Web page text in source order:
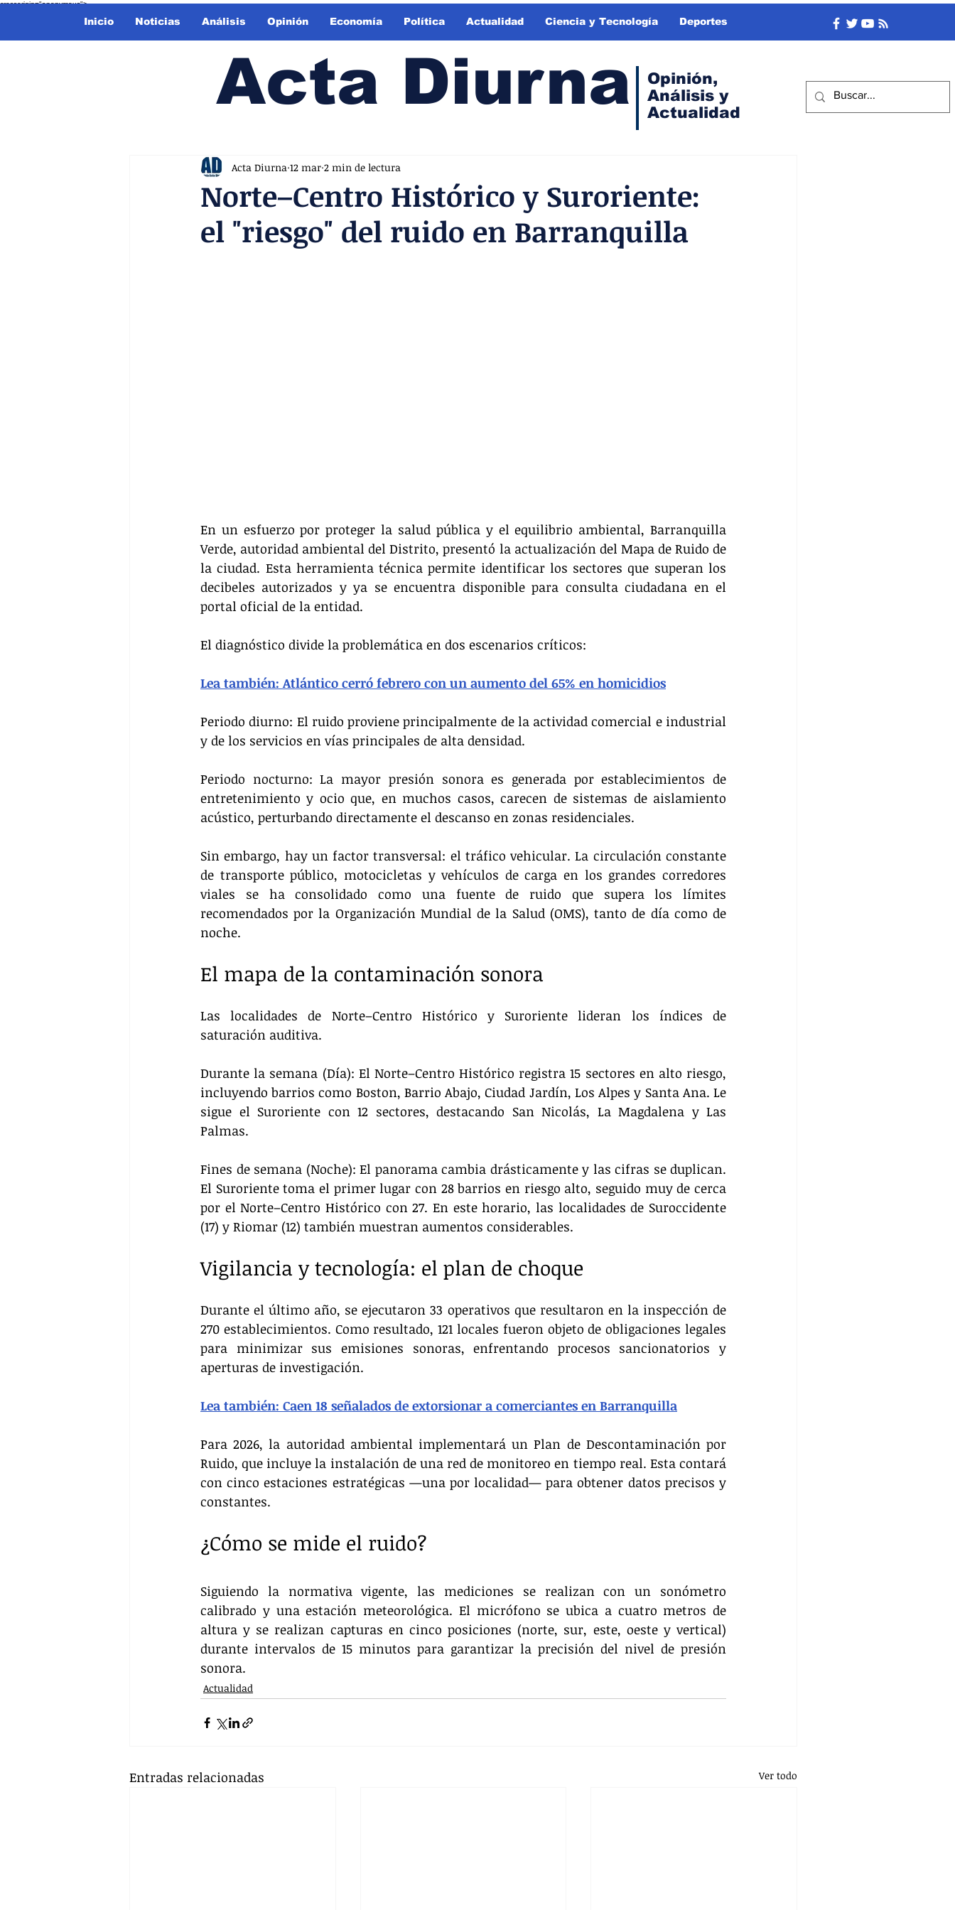
crossorigin="anonymous">
Inicio Noticias Análisis Opinión Economía Política Actualidad Ciencia y Tecnología Deportes
Acta Diurna
Opinión,
Análisis y
Actualidad
Norte–Centro Histórico y Suroriente:
el "riesgo" del ruido en Barranquilla
Acta Diurna 12 mar 2 min de lectura
En un esfuerzo por proteger la salud pública y el equilibrio ambiental, Barranquilla
Verde, autoridad ambiental del Distrito, presentó la actualización del Mapa de Ruido de
la ciudad. Esta herramienta técnica permite identificar los sectores que superan los
decibeles autorizados y ya se encuentra disponible para consulta ciudadana en el
portal oficial de la entidad.
El diagnóstico divide la problemática en dos escenarios críticos:
Lea también: Atlántico cerró febrero con un aumento del 65% en homicidios
Periodo diurno: El ruido proviene principalmente de la actividad comercial e industrial
y de los servicios en vías principales de alta densidad.
Periodo nocturno: La mayor presión sonora es generada por establecimientos de
entretenimiento y ocio que, en muchos casos, carecen de sistemas de aislamiento
acústico, perturbando directamente el descanso en zonas residenciales.
Sin embargo, hay un factor transversal: el tráfico vehicular. La circulación constante
de transporte público, motocicletas y vehículos de carga en los grandes corredores
viales se ha consolidado como una fuente de ruido que supera los límites
recomendados por la Organización Mundial de la Salud (OMS), tanto de día como de
noche.
El mapa de la contaminación sonora
Las localidades de Norte–Centro Histórico y Suroriente lideran los índices de
saturación auditiva.
Durante la semana (Día): El Norte–Centro Histórico registra 15 sectores en alto riesgo,
incluyendo barrios como Boston, Barrio Abajo, Ciudad Jardín, Los Alpes y Santa Ana. Le
sigue el Suroriente con 12 sectores, destacando San Nicolás, La Magdalena y Las
Palmas.
Fines de semana (Noche): El panorama cambia drásticamente y las cifras se duplican.
El Suroriente toma el primer lugar con 28 barrios en riesgo alto, seguido muy de cerca
por el Norte–Centro Histórico con 27. En este horario, las localidades de Suroccidente
(17) y Riomar (12) también muestran aumentos considerables.
Vigilancia y tecnología: el plan de choque
Durante el último año, se ejecutaron 33 operativos que resultaron en la inspección de
270 establecimientos. Como resultado, 121 locales fueron objeto de obligaciones legales
para minimizar sus emisiones sonoras, enfrentando procesos sancionatorios y
aperturas de investigación.
Lea también: Caen 18 señalados de extorsionar a comerciantes en Barranquilla
Para 2026, la autoridad ambiental implementará un Plan de Descontaminación por
Ruido, que incluye la instalación de una red de monitoreo en tiempo real. Esta contará
con cinco estaciones estratégicas —una por localidad— para obtener datos precisos y
constantes.
¿Cómo se mide el ruido?
Siguiendo la normativa vigente, las mediciones se realizan con un sonómetro
calibrado y una estación meteorológica. El micrófono se ubica a cuatro metros de
altura y se realizan capturas en cinco posiciones (norte, sur, este, oeste y vertical)
durante intervalos de 15 minutos para garantizar la precisión del nivel de presión
sonora.
Actualidad
Entradas relacionadas Ver todo